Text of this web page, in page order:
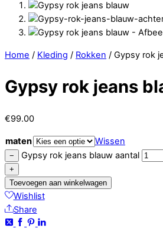
Home / Kleding / Rokken / Gypsy rok
Gypsy rok jeans
€99.00
maten Wissen
− Gypsy rok jeans blauw aantal
+
Toevoegen aan winkelwagen
Wishlist
Share